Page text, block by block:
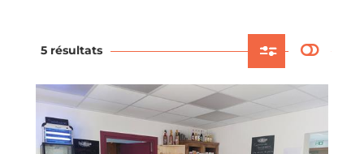
5 résultats